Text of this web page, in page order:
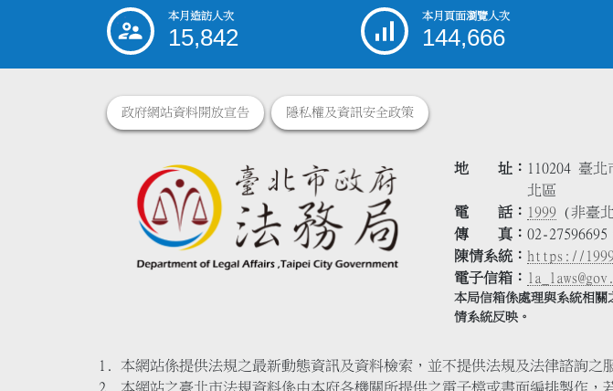
::: 本月造訪人次
15,842
本月頁面瀏覽人次
144,666
政府網站資料開放宣告 隱私權及資訊安全政策
地 址
110204 臺北
北區
電 話
1999 (非臺
傳 真
02-27596695
陳情系統
https://
電子信箱
本局信箱係處理與系統相關
情系統反映。
本網站係提供法規之最新動態資訊及資料檢索，並不提供法規及法律諮詢
本網站之臺北市法規資料係由本府各機關所提供之電子檔或書面編排製作，